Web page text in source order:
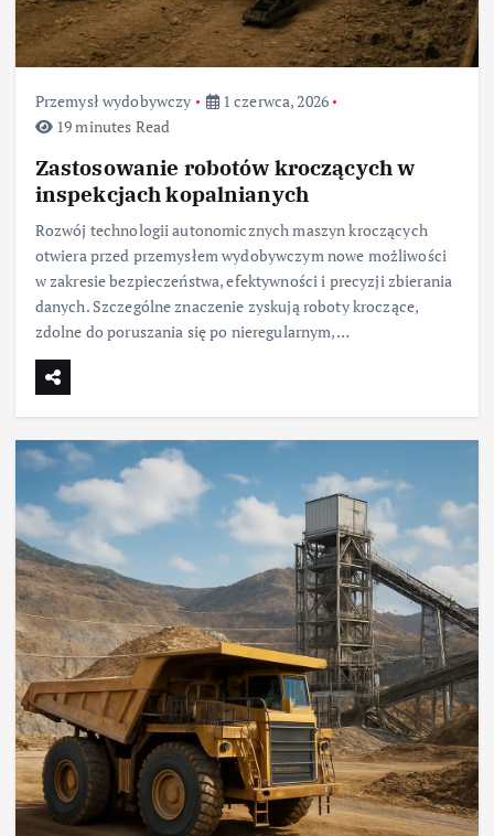
Przemysł wydobywczy
1 czerwca, 2026
19 minutes Read
Zastosowanie robotów kroczących w
inspekcjach kopalnianych
Rozwój technologii autonomicznych maszyn kroczących
otwiera przed przemysłem wydobywczym nowe możliwości
w zakresie bezpieczeństwa, efektywności i precyzji zbierania
danych. Szczególne znaczenie zyskują roboty kroczące,
zdolne do poruszania się po nieregularnym,…